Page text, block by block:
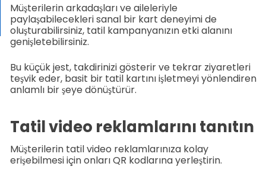
Müşterilerin arkadaşları ve aileleriyle
paylaşabilecekleri sanal bir kart deneyimi de
oluşturabilirsiniz, tatil kampanyanızın etki alanını
genişletebilirsiniz.
Bu küçük jest, takdirinizi gösterir ve tekrar ziyaretleri
teşvik eder, basit bir tatil kartını işletmeyi yönlendiren
anlamlı bir şeye dönüştürür.
Tatil video reklamlarını tanıtın
Müşterilerin tatil video reklamlarınıza kolay
erişebilmesi için onları QR kodlarına yerleştirin.